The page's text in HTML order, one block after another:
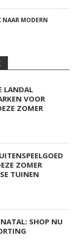
MODERN
LANDAL
VOOR
ZOMER
ZOMER
TUINEN
SHOP NU